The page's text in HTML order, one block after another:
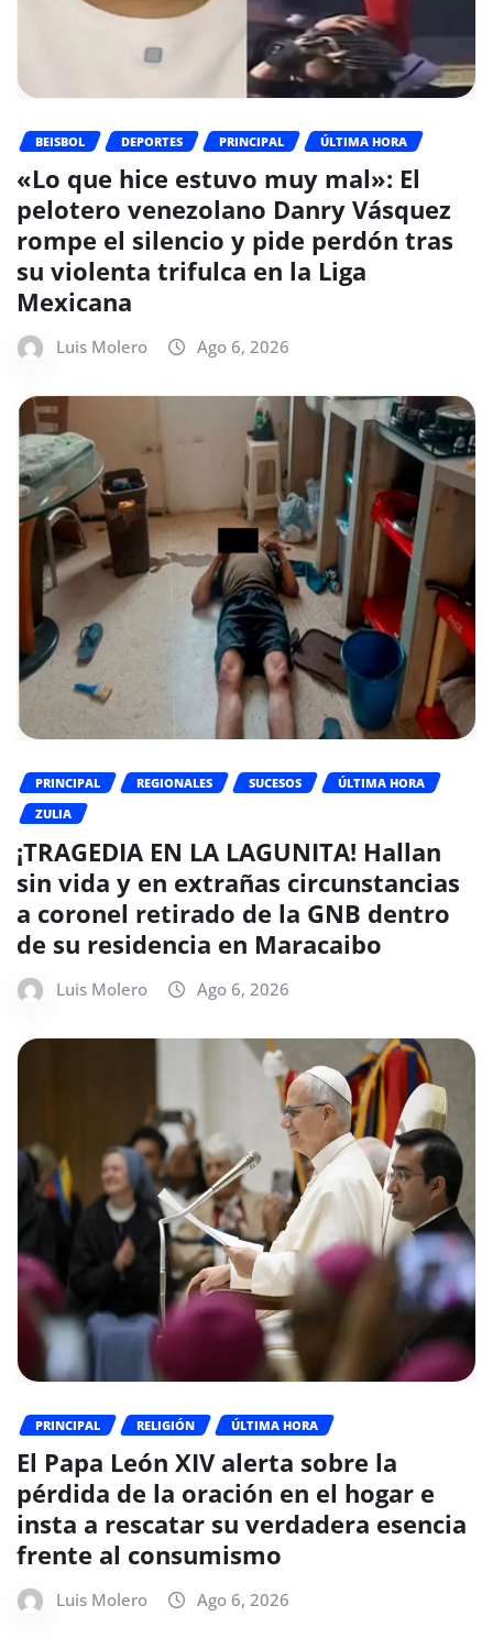
BEISBOL DEPORTES PRINCIPAL ÚLTIMA HORA
«Lo que hice estuvo muy mal»: El
pelotero venezolano Danry Vásquez
rompe el silencio y pide perdón tras
su violenta trifulca en la Liga
Mexicana
Luis Molero Ago 6, 2026
PRINCIPAL REGIONALES SUCESOS
ÚLTIMA HORA
ZULIA
¡TRAGEDIA EN LA LAGUNITA! Hallan
sin vida y en extrañas circunstancias
a coronel retirado de la GNB dentro
de su residencia en Maracaibo
Luis Molero Ago 6, 2026
PRINCIPAL RELIGIÓN ÚLTIMA HORA
El Papa León XIV alerta sobre la
pérdida de la oración en el hogar e
insta a rescatar su verdadera esencia
frente al consumismo
Luis Molero Ago 6, 2026